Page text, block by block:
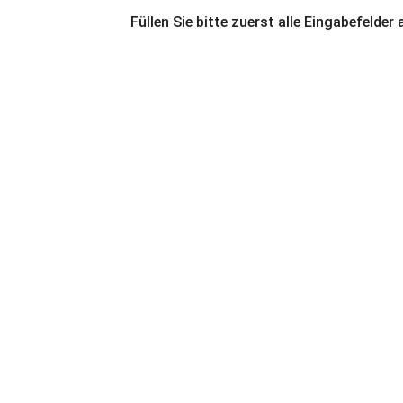
Füllen Sie bitte zuerst alle Eingabefelder